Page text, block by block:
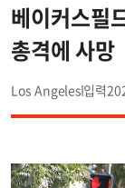
베이커스필
총격에 사망
Los Angeles